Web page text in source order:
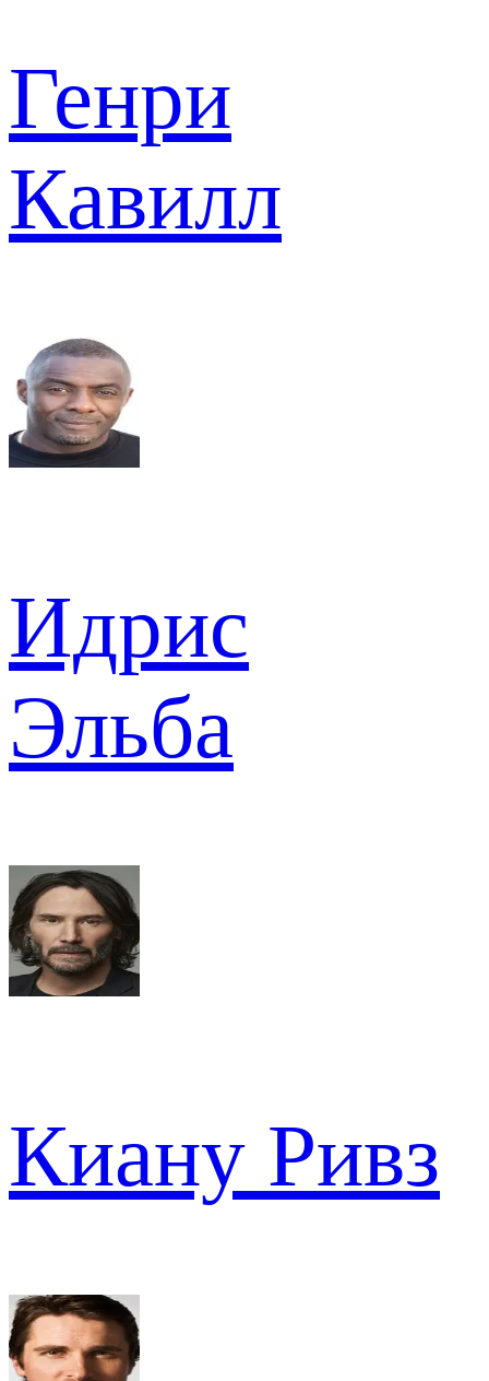
Генри
Кавилл
Идрис
Эльба
Киану Ривз